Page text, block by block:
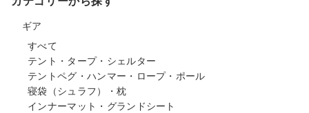
ギア
すべて
テント・タープ・シェルター
テントペグ・ハンマー・ロープ・ポール
寝袋（シュラフ）・枕
インナーマット・グランドシート